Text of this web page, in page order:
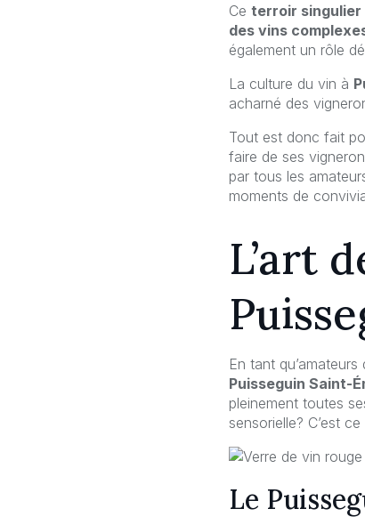
Ce terroir singulier
des vins
également un rôle
La culture du vin à
acharné des
Tout est donc fait
faire de ses
par tous les
moments de
L’art
En tant
Puisseguin Saint-
pleinement toutes
sensorielle? C’est
Le